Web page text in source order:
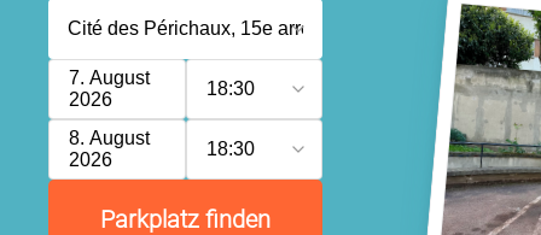
7. August
2026
18:30
8. August
2026
18:30
Parkplatz finden